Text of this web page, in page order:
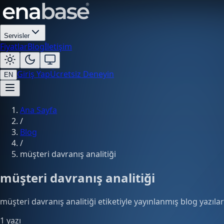
Servisler
FiyatlarBlogİletişim
EN Giriş YapÜcretsiz Deneyin
Ana Sayfa
/
Blog
/
müşteri davranış analitiği
müşteri davranış analitiği
müşteri davranış analitiği etiketiyle yayınlanmış blog
1 yazı